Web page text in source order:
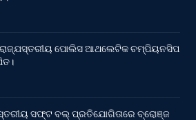
ପୋଲିସ ଆଥଲେଟିକ ଚମ୍ପିୟନସିପ
ସଫ୍ଟ ବଲ୍ ପ୍ରତିଯୋଗିତାରେ ବ୍ରୋଞ୍ଜ